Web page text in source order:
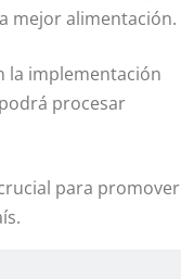
mejor alimentación.
la implementación
procesar
para promover